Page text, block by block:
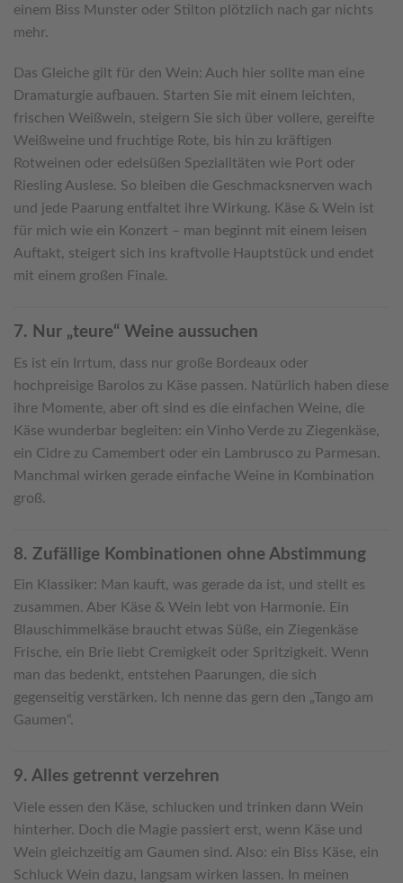
einem Biss Munster oder Stilton plötzlich nach gar nichts
mehr.
Das Gleiche gilt für den Wein: Auch hier sollte man eine
Dramaturgie aufbauen. Starten Sie mit einem leichten,
frischen Weißwein, steigern Sie sich über vollere, gereifte
Weißweine und fruchtige Rote, bis hin zu kräftigen
Rotweinen oder edelsüßen Spezialitäten wie Port oder
Riesling Auslese. So bleiben die Geschmacksnerven wach
und jede Paarung entfaltet ihre Wirkung. Käse & Wein ist
für mich wie ein Konzert – man beginnt mit einem leisen
Auftakt, steigert sich ins kraftvolle Hauptstück und endet
mit einem großen Finale.
7. Nur „teure“ Weine aussuchen
Es ist ein Irrtum, dass nur große Bordeaux oder
hochpreisige Barolos zu Käse passen. Natürlich haben diese
ihre Momente, aber oft sind es die einfachen Weine, die
Käse wunderbar begleiten: ein Vinho Verde zu Ziegenkäse,
ein Cidre zu Camembert oder ein Lambrusco zu Parmesan.
Manchmal wirken gerade einfache Weine in Kombination
groß.
8. Zufällige Kombinationen ohne Abstimmung
Ein Klassiker: Man kauft, was gerade da ist, und stellt es
zusammen. Aber Käse & Wein lebt von Harmonie. Ein
Blauschimmelkäse braucht etwas Süße, ein Ziegenkäse
Frische, ein Brie liebt Cremigkeit oder Spritzigkeit. Wenn
man das bedenkt, entstehen Paarungen, die sich
gegenseitig verstärken. Ich nenne das gern den „Tango am
Gaumen“.
9. Alles getrennt verzehren
Viele essen den Käse, schlucken und trinken dann Wein
hinterher. Doch die Magie passiert erst, wenn Käse und
Wein gleichzeitig am Gaumen sind. Also: ein Biss Käse, ein
Schluck Wein dazu, langsam wirken lassen. In meinen